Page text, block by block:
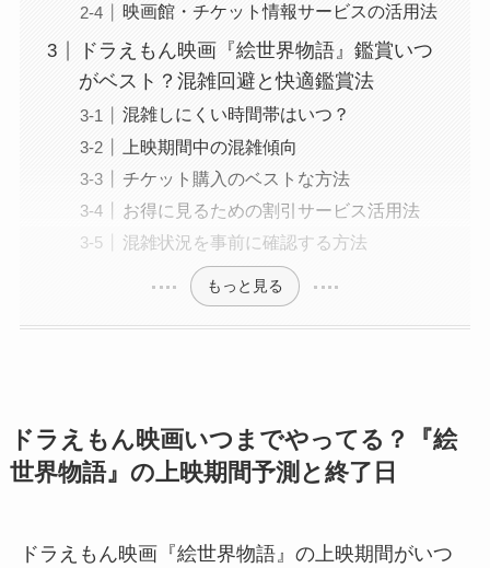
映画館・チケット情報サービスの活用法
ドラえもん映画『絵世界物語』鑑賞いつ
がベスト？混雑回避と快適鑑賞法
混雑しにくい時間帯はいつ？
上映期間中の混雑傾向
チケット購入のベストな方法
お得に見るための割引サービス活用法
混雑状況を事前に確認する方法
もっと見る
ドラえもん映画いつまでやってる？『絵
世界物語』の上映期間予測と終了日
ドラえもん映画『絵世界物語』の上映期間がいつ